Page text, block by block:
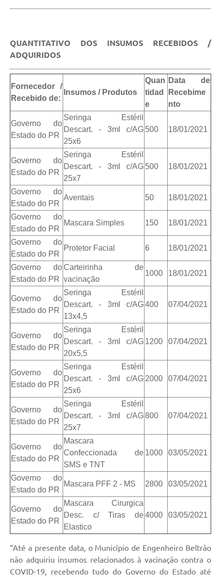
QUANTITATIVO DOS INSUMOS RECEBIDOS /
ADQUIRIDOS
Fornecedor /
Recebido de:
Insumos / Produtos
Quan
tidad
e
Data de
Recebime
nto
Governo do
Estado do PR
Seringa Estéril
Descart. - 3ml c/AG
25x6
500 18/01/2021
Governo do
Estado do PR
Seringa Estéril
Descart. - 3ml c/AG
25x7
500 18/01/2021
Governo do
Estado do PR
Aventais 50 18/01/2021
Governo do
Estado do PR
Mascara Simples 150 18/01/2021
Governo do
Estado do PR
Protetor Facial 6 18/01/2021
Governo do
Estado do PR
Carteirinha de
vacinação
1000 18/01/2021
Governo do
Estado do PR
Seringa Estéril
Descart. - 3ml c/AG
13x4,5
400 07/04/2021
Governo do
Estado do PR
Seringa Estéril
Descart. - 3ml c/AG
20x5,5
1200 07/04/2021
Governo do
Estado do PR
Seringa Estéril
Descart. - 3ml c/AG
25x6
2000 07/04/2021
Governo do
Estado do PR
Seringa Estéril
Descart. - 3ml c/AG
25x7
800 07/04/2021
Governo do
Estado do PR
Mascara
Confeccionada de
SMS e TNT
1000 03/05/2021
Governo do
Estado do PR
Mascara PFF 2 - MS 2800 03/05/2021
Governo do
Estado do PR
Mascara Cirurgica
Desc. c/ Tiras de
Elastico
4000 03/05/2021
“Até a presente data, o Município de Engenheiro Beltrão
não adquiriu insumos relacionados à vacinação contra o
COVID-19, recebendo tudo do Governo do Estado até